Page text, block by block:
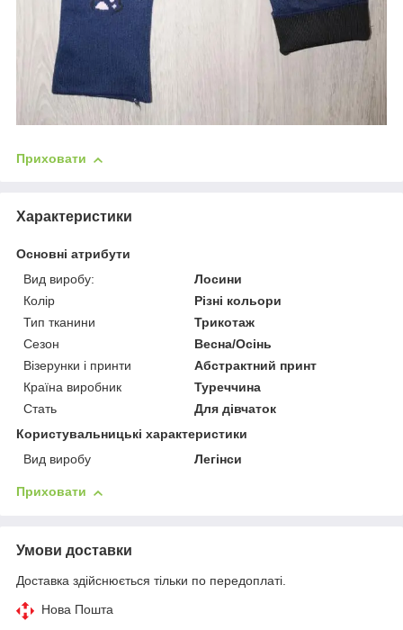
Приховати
Характеристики
Основні атрибути
Вид виробу:
Лосини
Колір
Різні кольори
Тип тканини
Трикотаж
Сезон
Весна/Осінь
Візерунки і принти
Абстрактний принт
Країна виробник
Туреччина
Стать
Для дівчаток
Користувальницькі характеристики
Вид виробу
Легінси
Приховати
Умови доставки
Доставка здійснюється тільки по передоплаті.
Нова Пошта